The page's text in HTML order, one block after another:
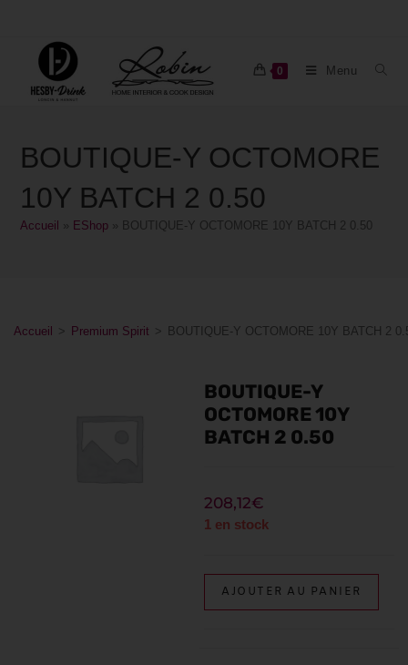
0 Menu
BOUTIQUE-Y OCTOMORE
10Y BATCH 2 0.50
Accueil EShop BOUTIQUE-Y OCTOMORE 10Y BATCH 2 0.50
Accueil > Premium Spirit > BOUTIQUE-Y OCTOMORE 10Y BATCH 2
BOUTIQUE-Y
OCTOMORE 10Y
BATCH 2 0.50
208,12€
1 en stock
AJOUTER AU PANIER